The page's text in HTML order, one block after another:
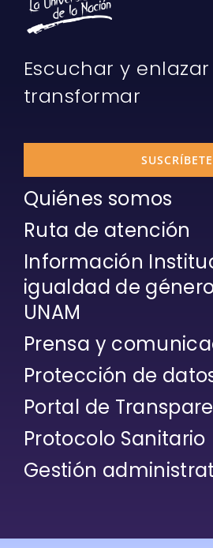
Escuchar y
transformar
SUSCRÍBETE
Quiénes somos
Ruta de atención
Información
igualdad de
UNAM
Prensa y
Protección de
Portal de
Protocolo Sanitario
Gestión